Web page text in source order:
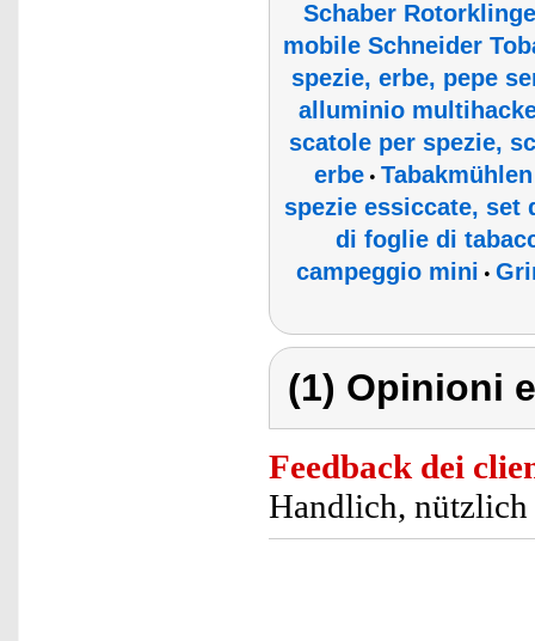
Schaber
mobile Schneider
spezie, erbe, pepe
alluminio
scatole per spezie,
erbe • Tabakmühlen
spezie essiccate, set
di foglie di
campeggio mini •
(1) Opinioni
Feedback dei
Handlich, nützlich